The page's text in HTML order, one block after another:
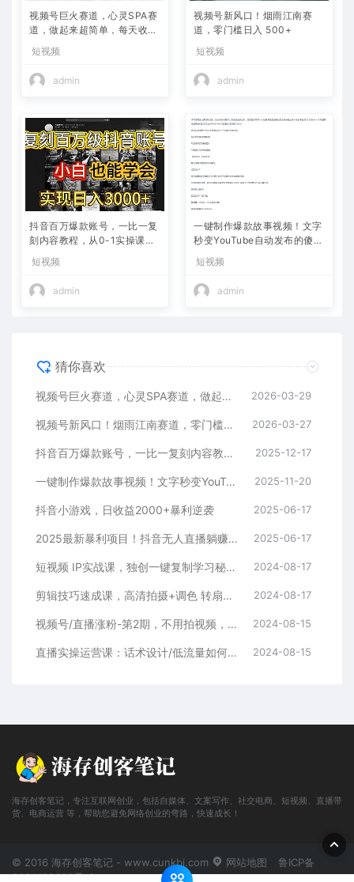
视频号巨火赛道，心灵SPA赛
道，做起来超简单，每天收益
800+
短视频
admin
视频号新风口！烟雨江南赛
道，零门槛日入 500+
短视频
admin
抖音百万爆款账号，一比一复
刻内容教程，从0-1实操课，
入10w+
短视频
admin
一键制作爆款故事视频！文字
秒变YouTube自动发布的傻瓜
短视频
admin
猜你喜欢
视频号巨火赛道，心灵SPA赛道，做起来超简单，每天收益800+ 2026-03-29
视频号新风口！烟雨江南赛道，零门槛日入 500+ 2026-03-27
抖音百万爆款账号，一比一复刻内容教程，从0-1实操课，小白也能学会，复制爆款，月入10w+ 2025-12-17
一键制作爆款故事视频！文字秒变YouTube自动发布的傻瓜式教程 2025-11-20
抖音小游戏，日收益2000+暴利逆袭 2025-06-17
2025最新暴利项目！抖音无人直播躺赚攻略！抖音无人直播3.0玩法！0门槛… 2025-06-17
短视频 IP实战课，独创一键复制学习秘籍，转战新领域，月赚五万轻松行 2024-08-17
剪辑技巧速成课，高清拍摄+调色 转扇子，建筑-抠图精通，新手秒变剪辑专家 2024-08-17
视频号/直播涨粉-第2期，不用拍视频，不用卖货，在直播间做菜，就可以搞钱 2024-08-15
直播实操运营课：话术设计/低流量如何提升/话术框架/全场燃爆/非常干货 2024-08-15
海存创客笔记，专注互联网创业，包括自媒体、文案写作、社交电商、短视频、直播带
货、电商运营 等，帮助您避免网络创业的弯路，快速成长！
© 2016 海存创客笔记 - www.cunkbj.com 网站地图
鲁ICP备
2024108698号-2